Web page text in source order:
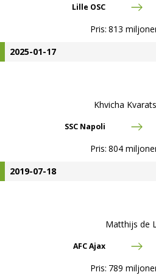
Lille OSC
Pris: 813
2025-01-17
Khvicha
SSC Napoli
Pris: 804
2019-07-18
Matthijs de
AFC Ajax
Pris: 789